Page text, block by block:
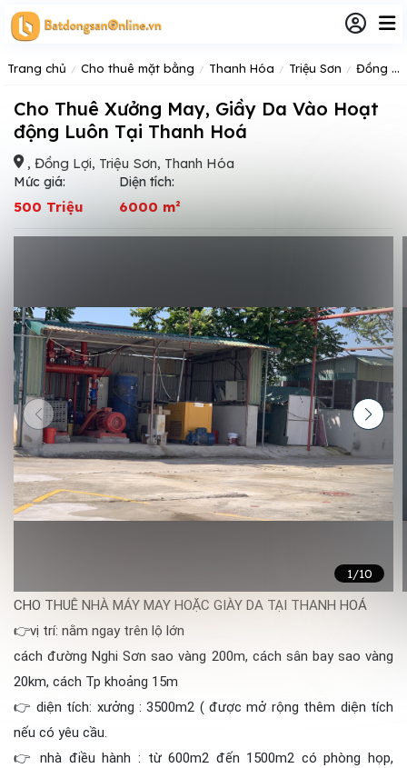
Trang chủ Cho thuê mặt bằng Thanh Hóa Triệu Sơn Đồng Lợi
Cho Thuê Xưởng May, Giầy Da Vào Hoạt
động Luôn Tại Thanh Hoá
, Đồng Lợi, Triệu Sơn, Thanh Hóa
Mức giá:
500 Triệu
Diện tích:
6000 m²
1/10
CHO THUÊ NHÀ MÁY MAY HOẶC GIÀY DA TẠI THANH HOÁ
👉vị trí: nằm ngay trên lộ lớn
cách đường Nghi Sơn sao vàng 200m, cách sân bay sao vàng
20km, cách Tp khoảng 15m
👉 diện tích: xưởng : 3500m2 ( được mở rộng thêm diện tích
nếu có yêu cầu.
👉 nhà điều hành : từ 600m2 đến 1500m2 có phòng họp,